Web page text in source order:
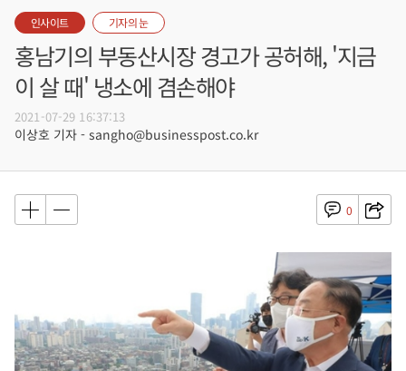
인사이트 기자의 눈
홍남기의 부동산시장 경고가 공허해, '지금
이 살 때' 냉소에 겸손해야
2021-07-29 16:37:13
이상호 기자 - sangho@businesspost.co.kr
0